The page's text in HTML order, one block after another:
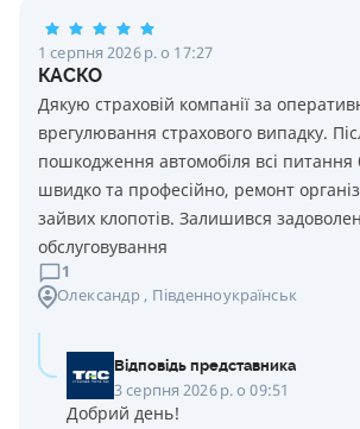
1 серпня 2026 р. о 17:27
КАСКО
Дякую страховій компанії за
врегулювання страхового випадку.
пошкодження автомобіля всі питання
швидко та професійно, ремонт
зайвих клопотів. Залишився
обслуговування
1
Олександр , Південноукраїнськ
Відповідь представника
3 серпня 2026 р. о 09:51
Добрий день!